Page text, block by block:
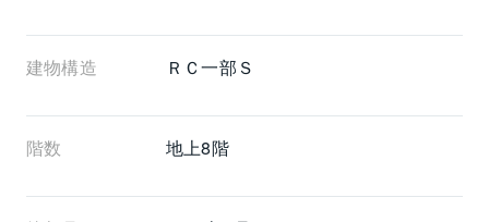
建物構造 ＲＣ一部Ｓ
階数 地上8階